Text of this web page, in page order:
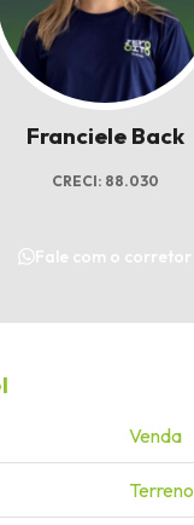
Franciele Back
CRECI: 88.030
Fale com o corretor
Venda
Terreno